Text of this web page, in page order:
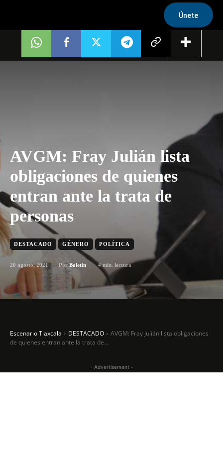
Únete
AVGM: Fray Julián lista
obligaciones de quienes
entran ante la trata de
personas
DESTACADO GÉNERO POLÍTICA
20 agosto, 2021 Por Boletín 4min. lectura
Escenario Tlaxcala DESTACADO
AVGM: Fray Julián lista obligaciones
de quienes entran ante la trata de...
- Advertisement -